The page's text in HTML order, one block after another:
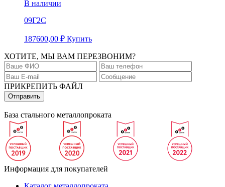
В наличии
09Г2С
187600,00 ₽ Купить
ХОТИТЕ, МЫ ВАМ ПЕРЕЗВОНИМ?
ПРИКРЕПИТЬ ФАЙЛ
База стального металлопроката
Информация для покупателей